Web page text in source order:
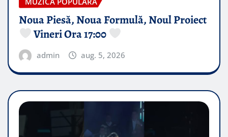
Noua Piesă, Noua Formulă, Noul Proiect
Vineri Ora 17:00
admin aug. 5, 2026